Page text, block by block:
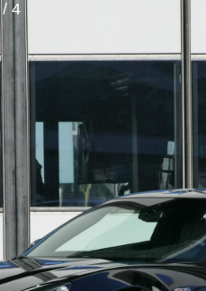
/ 4